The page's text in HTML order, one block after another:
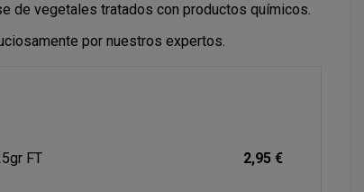
de vegetales tratados con productos químicos.
por nuestros expertos.
FT 2,95 €